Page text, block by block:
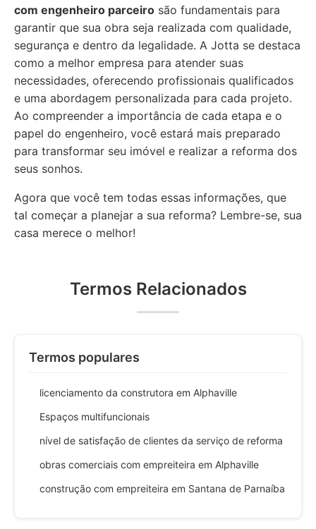
com engenheiro parceiro são fundamentais para
garantir que sua obra seja realizada com qualidade,
segurança e dentro da legalidade. A Jotta se destaca
como a melhor empresa para atender suas
necessidades, oferecendo profissionais qualificados
e uma abordagem personalizada para cada projeto.
Ao compreender a importância de cada etapa e o
papel do engenheiro, você estará mais preparado
para transformar seu imóvel e realizar a reforma dos
seus sonhos.
Agora que você tem todas essas informações, que
tal começar a planejar a sua reforma? Lembre-se, sua
casa merece o melhor!
Termos Relacionados
Termos populares
licenciamento da construtora em Alphaville
Espaços multifuncionais
nível de satisfação de clientes da serviço de reforma
obras comerciais com empreiteira em Alphaville
construção com empreiteira em Santana de Parnaíba